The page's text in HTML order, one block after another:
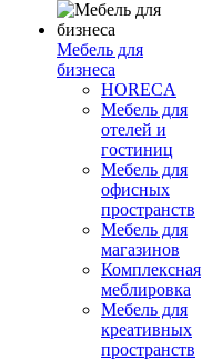
Мебель для
бизнеса
HORECA
Мебель для
отелей и
гостиниц
Мебель для
офисных
пространств
Мебель для
магазинов
Комплексная
меблировка
Мебель для
креативных
пространств